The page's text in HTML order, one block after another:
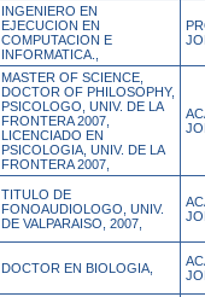
INGENIERO EN
EJECUCION EN
COMPUTACION E
INFORMATICA.,
MASTER OF SCIENCE,
DOCTOR OF PHILOSOPHY,
PSICOLOGO, UNIV. DE LA
FRONTERA 2007,
LICENCIADO EN
PSICOLOGIA, UNIV. DE LA
FRONTERA 2007,
TITULO DE
FONOAUDIOLOGO, UNIV.
DE VALPARAISO, 2007,
DOCTOR EN BIOLOGIA,